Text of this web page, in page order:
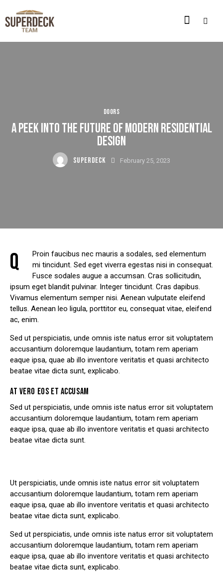
DOORS
A PEEK INTO THE FUTURE OF MODERN RESIDENTIAL
DESIGN
SUPERDECK February 25, 2023
Q
Proin faucibus nec mauris a sodales, sed elementum
mi tincidunt. Sed eget viverra egestas nisi in consequat.
Fusce sodales augue a accumsan. Cras sollicitudin,
ipsum eget blandit pulvinar. Integer tincidunt. Cras dapibus.
Vivamus elementum semper nisi. Aenean vulputate eleifend
tellus. Aenean leo ligula, porttitor eu, consequat vitae, eleifend
ac, enim.
Sed ut perspiciatis, unde omnis iste natus error sit voluptatem
accusantium doloremque laudantium, totam rem aperiam
eaque ipsa, quae ab illo inventore veritatis et quasi architecto
beatae vitae dicta sunt, explicabo.
AT VERO EOS ET ACCUSAM
Sed ut perspiciatis, unde omnis iste natus error sit voluptatem
accusantium doloremque laudantium, totam rem aperiam
eaque ipsa, quae ab illo inventore veritatis et quasi architecto
beatae vitae dicta sunt.
Ut perspiciatis, unde omnis iste natus error sit voluptatem
accusantium doloremque laudantium, totam rem aperiam
eaque ipsa, quae ab illo inventore veritatis et quasi architecto
beatae vitae dicta sunt, explicabo.
Sed ut perspiciatis, unde omnis iste natus error sit voluptatem
accusantium doloremque laudantium, totam rem aperiam
eaque ipsa, quae ab illo inventore veritatis et quasi architecto
beatae vitae dicta sunt, explicabo.